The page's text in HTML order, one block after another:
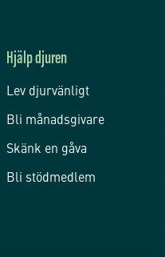
Hjälp djuren
Lev djurvänligt
Bli månadsgivare
Skänk en gåva
Bli stödmedlem